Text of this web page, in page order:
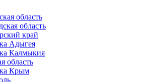
область
область
край
Адыгея
Калмыкия
область
Крым